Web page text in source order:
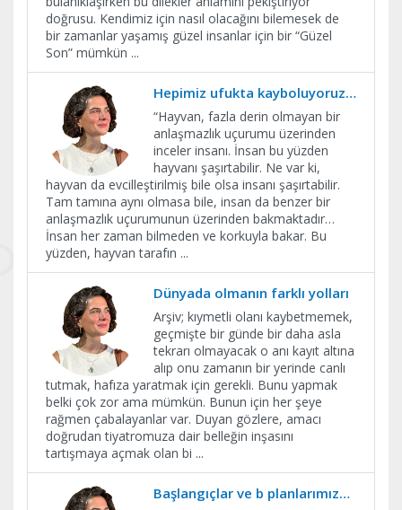
doğrusu. Kendimiz için nasıl olacağını bilemesek de
bir zamanlar yaşamış güzel insanlar için bir “Güzel
Son” mümkün ...
Hepimiz ufukta kayboluyoruz…
“Hayvan, fazla derin olmayan bir
anlaşmazlık uçurumu üzerinden
inceler insanı. İnsan bu yüzden
hayvanı şaşırtabilir. Ne var ki,
hayvan da evcilleştirilmiş bile olsa insanı şaşırtabilir.
Tam tamına aynı olmasa bile, insan da benzer bir
anlaşmazlık uçurumunun üzerinden bakmaktadır…
İnsan her zaman bilmeden ve korkuyla bakar. Bu
yüzden, hayvan tarafın ...
Dünyada olmanın farklı yolları
Arşiv; kıymetli olanı kaybetmemek,
geçmişte bir günde bir daha asla
tekrarı olmayacak o anı kayıt altına
alıp onu zamanın bir yerinde canlı
tutmak, hafıza yaratmak için gerekli. Bunu yapmak
belki çok zor ama mümkün. Bunun için her şeye
rağmen çabalayanlar var. Duyan gözlere, amacı
doğrudan tiyatromuza dair belleğin inşasını
tartışmaya açmak olan bi ...
Başlangıçlar ve b planlarımız…